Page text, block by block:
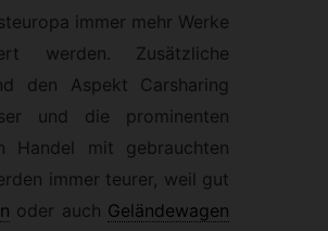
immer mehr Werke
werden. Zusätzliche
den Aspekt Carsharing
und die prominenten
Handel mit gebrauchten
immer teurer, weil gut
oder auch Geländewagen